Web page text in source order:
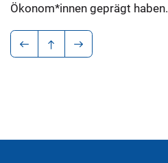
Ökonom*innen geprägt haben.